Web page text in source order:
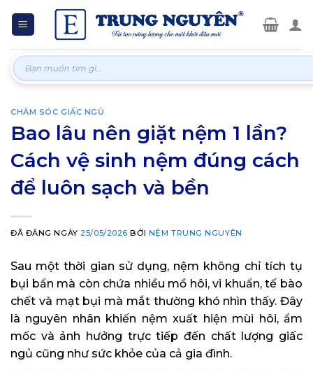
Tìm
kiếm:
CHĂM SÓC GIẤC NGỦ
Bao lâu nên giặt nệm 1 lần?
Cách vệ sinh nệm đúng cách
để luôn sạch và bền
ĐÃ ĐĂNG NGÀY25/05/2026 BỞI NỆM TRUNG NGUYÊN
Sau một thời gian sử dụng, nệm không chỉ tích tụ
bụi bẩn mà còn chứa nhiều mồ hôi, vi khuẩn, tế bào
chết và mạt bụi mà mắt thường khó nhìn thấy. Đây
là nguyên nhân khiến nệm xuất hiện mùi hôi, ẩm
mốc và ảnh hưởng trực tiếp đến chất lượng giấc
ngủ cũng như sức khỏe của cả gia đình.